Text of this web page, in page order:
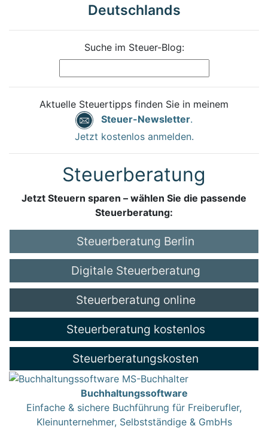
Deutschlands
Suche im Steuer-Blog:
Aktuelle Steuertipps finden Sie in meinem
Steuer-Newsletter.
Jetzt kostenlos anmelden.
Steuerberatung
Jetzt Steuern sparen – wählen Sie die passende
Steuerberatung:
Steuerberatung Berlin
Digitale Steuerberatung
Steuerberatung online
Steuerberatung kostenlos
Steuerberatungskosten
Buchhaltungssoftware
Einfache & sichere Buchführung für Freiberufler,
Kleinunternehmer, Selbstständige & GmbHs